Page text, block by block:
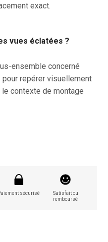
exact.
vues éclatées ?
ensemble concerné
repérer visuellement
contexte de montage
sécurisé
Satisfait ou
remboursé